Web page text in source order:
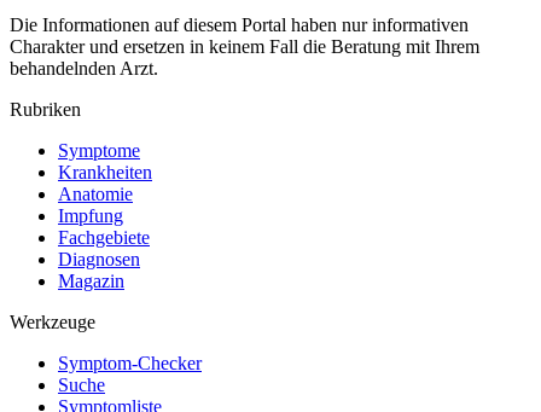
Die Informationen auf diesem Portal haben nur informativen
Charakter und ersetzen in keinem Fall die Beratung mit Ihrem
behandelnden Arzt.
Rubriken
Symptome
Krankheiten
Anatomie
Impfung
Fachgebiete
Diagnosen
Magazin
Werkzeuge
Symptom-Checker
Suche
Symptomliste